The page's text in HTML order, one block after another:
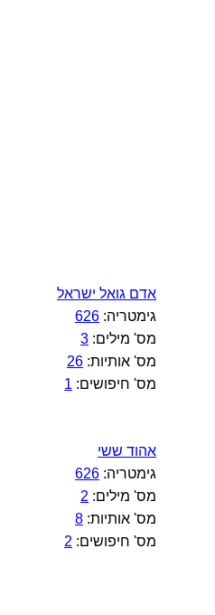
אדם גואל ישראל
גימטריה: 626
מס' מילים: 3
מס' אותיות: 26
מס' חיפושים: 1
אהוד ששי
גימטריה: 626
מס' מילים: 2
מס' אותיות: 8
מס' חיפושים: 2